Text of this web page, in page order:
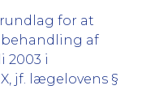
for at
af
2003 i
jf. lægelovens §